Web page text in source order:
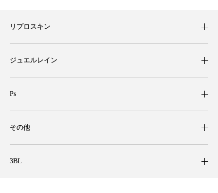
リプロスキン
ジュエルレイン
Ps
その他
3BL